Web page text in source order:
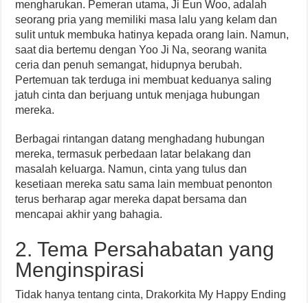
mengharukan. Pemeran utama, Ji Eun Woo, adalah
seorang pria yang memiliki masa lalu yang kelam dan
sulit untuk membuka hatinya kepada orang lain. Namun,
saat dia bertemu dengan Yoo Ji Na, seorang wanita
ceria dan penuh semangat, hidupnya berubah.
Pertemuan tak terduga ini membuat keduanya saling
jatuh cinta dan berjuang untuk menjaga hubungan
mereka.
Berbagai rintangan datang menghadang hubungan
mereka, termasuk perbedaan latar belakang dan
masalah keluarga. Namun, cinta yang tulus dan
kesetiaan mereka satu sama lain membuat penonton
terus berharap agar mereka dapat bersama dan
mencapai akhir yang bahagia.
2. Tema Persahabatan yang
Menginspirasi
Tidak hanya tentang cinta, Drakorkita My Happy Ending